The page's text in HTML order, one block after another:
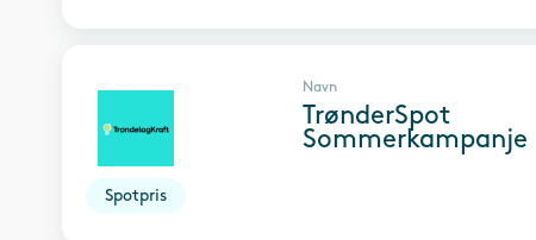
Spotpris
Navn
TrønderSpot
Sommerkampanje